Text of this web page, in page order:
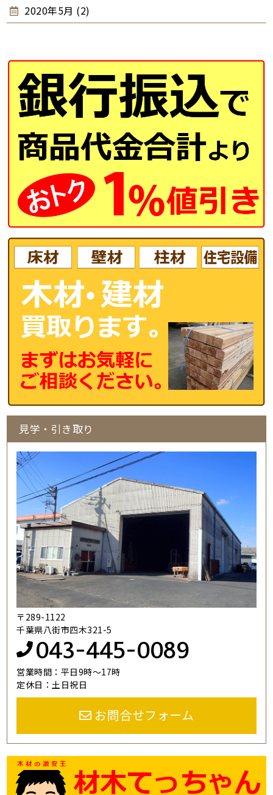
2020年5月 (2)
見学・引き取り
〒289-1122
千葉県八街市四木321-5
043-445-0089
営業時間：平日9時～17時
定休日：土日祝日
お問合せフォーム